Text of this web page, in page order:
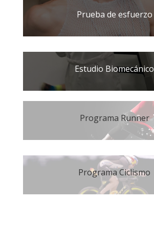
Prueba de esfuerzo
Estudio Biomecánico
Programa Runner
Programa Ciclismo